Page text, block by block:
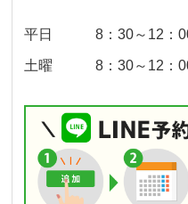
平日 8：30～12：00
土曜 8：30～12：00